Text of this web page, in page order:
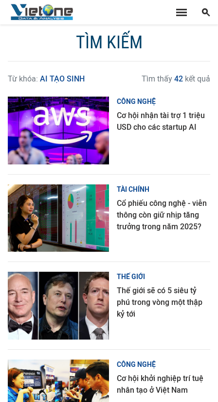
TÌM KIẾM
Từ khóa: AI TẠO SINH Tìm thấy 42 kết quả
CÔNG NGHỆ
Cơ hội nhận tài trợ 1 triệu
USD cho các startup AI
TÀI CHÍNH
Cổ phiếu công nghệ - viễn
thông còn giữ nhịp tăng
trưởng trong năm 2025?
THẾ GIỚI
Thế giới sẽ có 5 siêu tỷ
phú trong vòng một thập
kỷ tới
CÔNG NGHỆ
Cơ hội khởi nghiệp trí tuệ
nhân tạo ở Việt Nam